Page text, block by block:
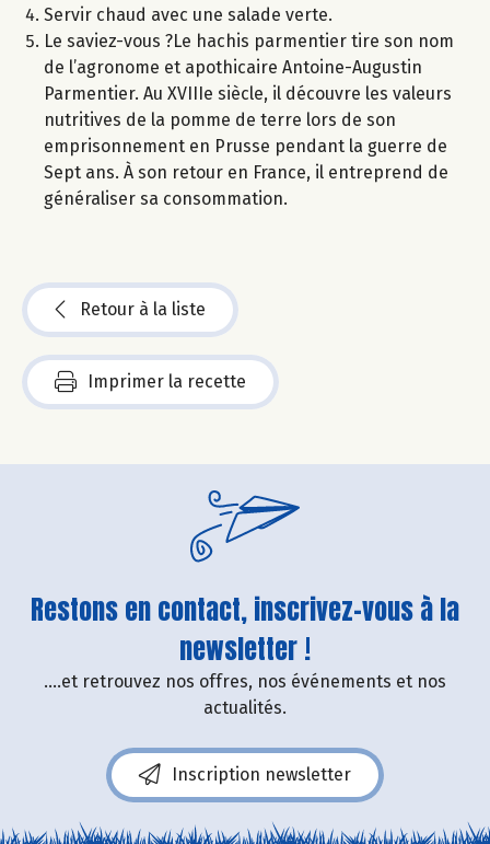
Servir chaud avec une salade verte.
Le saviez-vous ?Le hachis parmentier tire son nom
de l’agronome et apothicaire Antoine-Augustin
Parmentier. Au XVIIIe siècle, il découvre les valeurs
nutritives de la pomme de terre lors de son
emprisonnement en Prusse pendant la guerre de
Sept ans. À son retour en France, il entreprend de
généraliser sa consommation.
Retour à la liste
Imprimer la recette
Restons en contact, inscrivez-vous à la
newsletter !
....et retrouvez nos offres, nos événements et nos
actualités.
Inscription newsletter